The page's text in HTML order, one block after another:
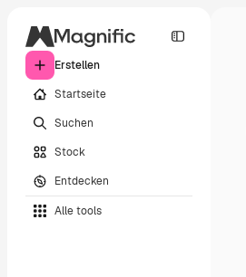
Erstellen
Startseite
Suchen
Stock
Entdecken
Alle tools